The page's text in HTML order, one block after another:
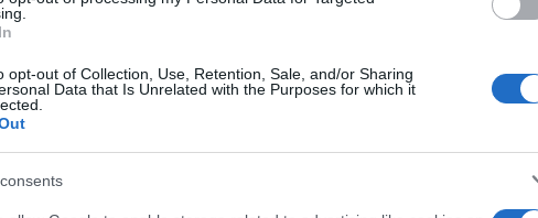
opt-out of Collection, Use, Retention, Sale, and/or Sharing
Data that Is Unrelated with the Purposes for which it